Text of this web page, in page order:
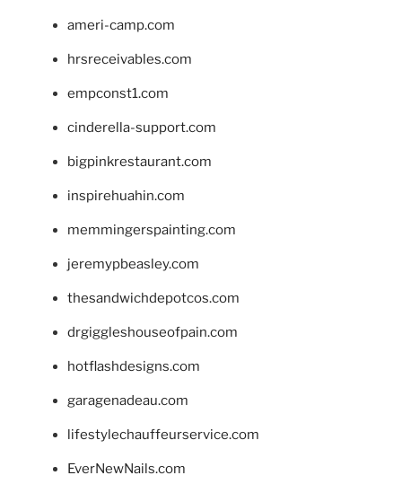
ameri-camp.com
hrsreceivables.com
empconst1.com
cinderella-support.com
bigpinkrestaurant.com
inspirehuahin.com
memmingerspainting.com
jeremypbeasley.com
thesandwichdepotcos.com
drgiggleshouseofpain.com
hotflashdesigns.com
garagenadeau.com
lifestylechauffeurservice.com
EverNewNails.com